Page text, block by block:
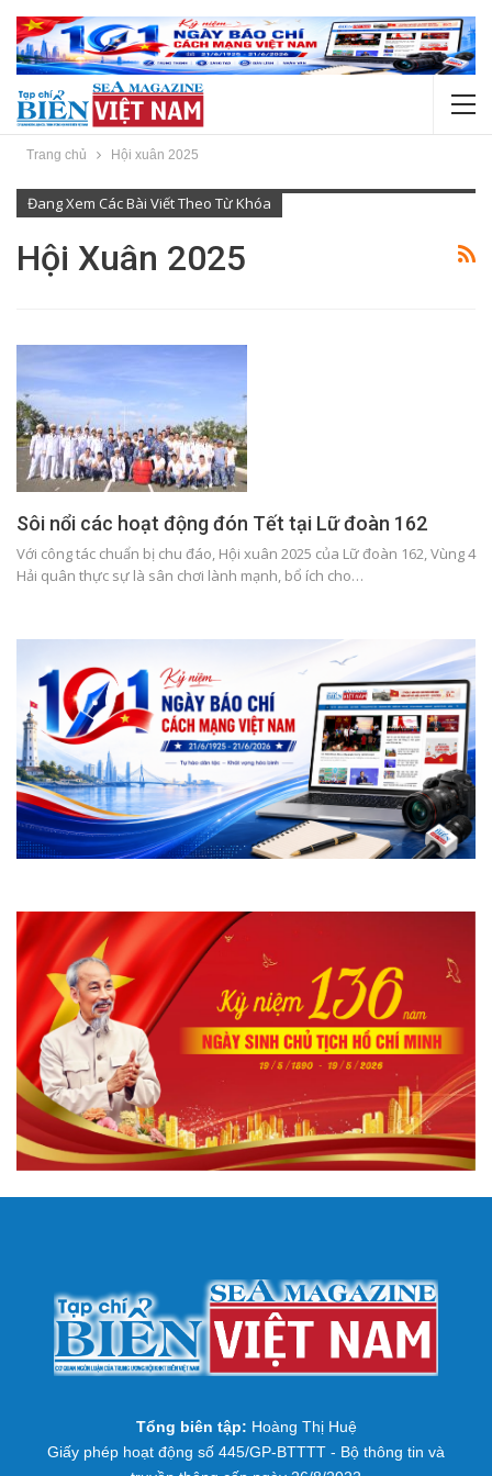
Trang chủ Hội xuân 2025
Đang Xem Các Bài Viết Theo Từ Khóa
Hội Xuân 2025
Sôi nổi các hoạt động đón Tết tại Lữ đoàn 162
Với công tác chuẩn bị chu đáo, Hội xuân 2025 của Lữ đoàn 162, Vùng 4
Hải quân thực sự là sân chơi lành mạnh, bổ ích cho…
Tổng biên tập: Hoàng Thị Huệ
Giấy phép hoạt động số 445/GP-BTTTT - Bộ thông tin và